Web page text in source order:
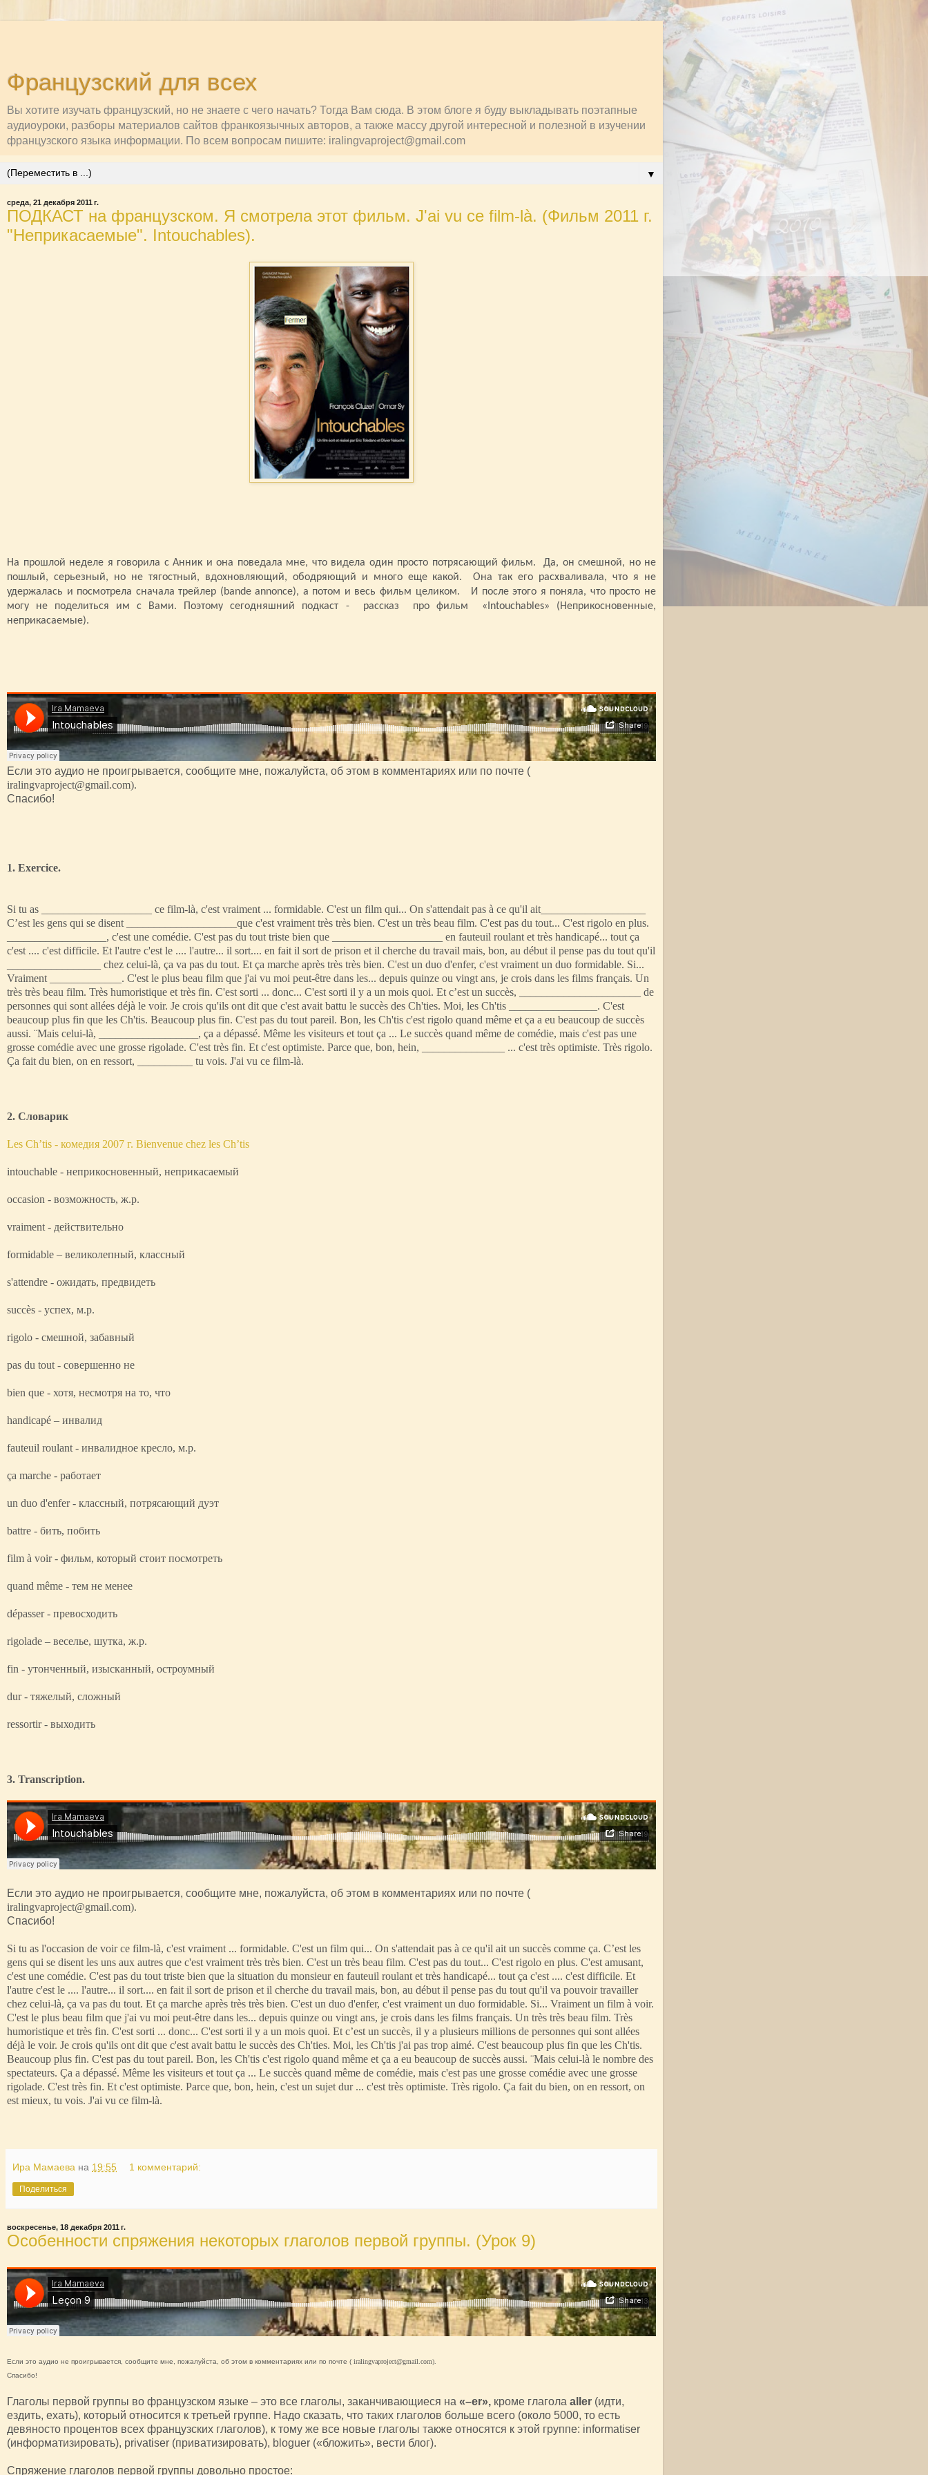
Французский для всех
Вы хотите изучать французский, но не знаете с чего начать? Тогда Вам сюда. В этом блоге я буду выкладывать поэтапные
аудиоуроки, разборы материалов сайтов франкоязычных авторов, а также массу другой интересной и полезной в изучении
французского языка информации. По всем вопросам пишите: iralingvaproject@gmail.com
▼
среда, 21 декабря 2011 г.
ПОДКАСТ на французском. Я смотрела этот фильм. J'ai vu ce film-là. (Фильм 2011 г.
"Неприкасаемые". Intouchables).
На прошлой неделе я говорила с Анник и она поведала мне, что видела один просто потрясающий фильм.
Да, он смешной, но не
пошлый, серьезный, но не тягостный, вдохновляющий, ободряющий и много еще какой.
Она так его расхваливала, что я не
удержалась и посмотрела сначала трейлер (bande annonce), а потом и весь фильм целиком.
И после этого я поняла, что просто не
могу не поделиться им с Вами. Поэтому сегодняшний подкаст -
рассказ про фильм « Intouchables» (Неприкосновенные,
неприкасаемые).
Если это аудио не проигрывается, сообщите мне, пожалуйста, об этом в комментариях или по почте (
iralingvaproject@gmail.com).
Спасибо!
1. Exercice.
Si tu as ____________________ ce film-là, c'est vraiment ... formidable. C'est un film qui... On s'attendait pas à ce qu'il ait___________________
C’est les gens qui se disent ____________________que c'est vraiment très très bien. C'est un très beau film. C'est pas du tout... C'est rigolo en plus.
__________________, c'est une comédie. C'est pas du tout triste bien que ____________________ en fauteuil roulant et très handicapé... tout ça
c'est .... c'est difficile. Et l'autre c'est le .... l'autre... il sort.... en fait il sort de prison et il cherche du travail mais, bon, au début il pense pas du tout qu'il
_________________ chez celui-là, ça va pas du tout. Et ça marche après très très bien. C'est un duo d'enfer, c'est vraiment un duo formidable. Si...
Vraiment _____________. C'est le plus beau film que j'ai vu moi peut-être dans les... depuis quinze ou vingt ans, je crois dans les films français. Un
très très beau film. Très humoristique et très fin. C'est sorti ... donc... C'est sorti il y a un mois quoi. Et c’est un succès, ______________________ de
personnes qui sont allées déjà le voir. Je crois qu'ils ont dit que c'est avait battu le succès des Ch'ties. Moi, les Ch'tis ________________. C'est
beaucoup plus fin que les Ch'tis. Beaucoup plus fin. C'est pas du tout pareil. Bon, les Ch'tis c'est rigolo quand même et ça a eu beaucoup de succès
aussi. ¨Mais celui-là, __________________, ça a dépassé. Même les visiteurs et tout ça ... Le succès quand même de comédie, mais c'est pas une
grosse comédie avec une grosse rigolade. C'est très fin. Et c'est optimiste. Parce que, bon, hein, _______________ ... c'est très optimiste. Très rigolo.
Ça fait du bien, on en ressort, __________ tu vois. J'ai vu ce film-là.
2. Словарик
Les Ch’tis - комедия 2007 г. Bienvenue chez les Ch’tis
intouchable - неприкосновенный, неприкасаемый
occasion - возможность, ж.р.
vraiment - действительно
formidable – великолепный, классный
s'attendre - ожидать, предвидеть
succès - успех, м.р.
rigolo - смешной, забавный
pas du tout - совершенно не
bien que - хотя, несмотря на то, что
handicapé – инвалид
fauteuil roulant - инвалидное кресло, м.р.
ça marche - работает
un duo d'enfer - классный, потрясающий дуэт
battre - бить, побить
film à voir - фильм, который стоит посмотреть
quand même - тем не менее
dépasser - превосходить
rigolade – веселье, шутка, ж.р.
fin - утонченный, изысканный, остроумный
dur - тяжелый, сложный
ressortir - выходить
3. Transcription.
Если это аудио не проигрывается, сообщите мне, пожалуйста, об этом в комментариях или по почте (
iralingvaproject@gmail.com).
Спасибо!
Si tu as l'occasion de voir ce film-là, c'est vraiment ... formidable. C'est un film qui... On s'attendait pas à ce qu'il ait un succès comme ça. C’est les
gens qui se disent les uns aux autres que c'est vraiment très très bien. C'est un très beau film. C'est pas du tout... C'est rigolo en plus. C'est amusant,
c'est une comédie. C'est pas du tout triste bien que la situation du monsieur en fauteuil roulant et très handicapé... tout ça c'est .... c'est difficile. Et
l'autre c'est le .... l'autre... il sort.... en fait il sort de prison et il cherche du travail mais, bon, au début il pense pas du tout qu'il va pouvoir travailler
chez celui-là, ça va pas du tout. Et ça marche après très très bien. C'est un duo d'enfer, c'est vraiment un duo formidable. Si... Vraiment un film à voir.
C'est le plus beau film que j'ai vu moi peut-être dans les... depuis quinze ou vingt ans, je crois dans les films français. Un très très beau film. Très
humoristique et très fin. C'est sorti ... donc... C'est sorti il y a un mois quoi. Et c’est un succès, il y a plusieurs millions de personnes qui sont allées
déjà le voir. Je crois qu'ils ont dit que c'est avait battu le succès des Ch'ties. Moi, les Ch'tis j'ai pas trop aimé. C'est beaucoup plus fin que les Ch'tis.
Beaucoup plus fin. C'est pas du tout pareil. Bon, les Ch'tis c'est rigolo quand même et ça a eu beaucoup de succès aussi. ¨Mais celui-là le nombre des
spectateurs. Ça a dépassé. Même les visiteurs et tout ça ... Le succès quand même de comédie, mais c'est pas une grosse comédie avec une grosse
rigolade. C'est très fin. Et c'est optimiste. Parce que, bon, hein, c'est un sujet dur ... c'est très optimiste. Très rigolo. Ça fait du bien, on en ressort, on
est mieux, tu vois. J'ai vu ce film-là.
Ира Мамаева на 19:55 1 комментарий:
Поделиться
воскресенье, 18 декабря 2011 г.
Особенности спряжения некоторых глаголов первой группы. (Урок 9)
Если это аудио не проигрывается, сообщите мне, пожалуйста, об этом в комментариях или по почте ( iralingvaproject@gmail.com).
Спасибо!
Глаголы первой группы во французском языке – это все глаголы, заканчивающиеся на «–er», кроме глагола aller (идти,
ездить, ехать), который относится к третьей группе. Надо сказать, что таких глаголов больше всего (около 5000, то есть
девяносто процентов всех французских глаголов), к тому же все новые глаголы также относятся к этой группе: informatiser
(информатизировать), privatiser (приватизировать), bloguer («бложить», вести блог).
Спряжение глаголов первой группы довольно простое: